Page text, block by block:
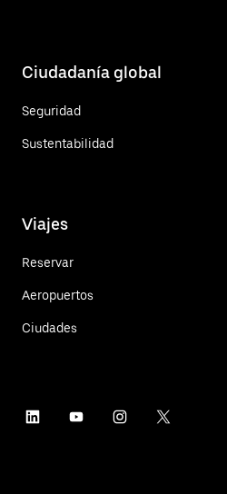
Ciudadanía global
Seguridad
Sustentabilidad
Viajes
Reservar
Aeropuertos
Ciudades